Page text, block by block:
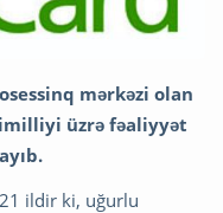
mərkəzi olan
üzrə fəaliyyət
ildir ki, uğurlu